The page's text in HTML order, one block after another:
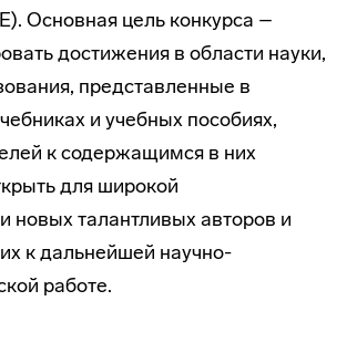
Основная цель конкурса –
достижения в области науки,
представленные в
и учебных пособиях,
к содержащимся в них
для широкой
новых талантливых авторов и
к дальнейшей научно-
работе.